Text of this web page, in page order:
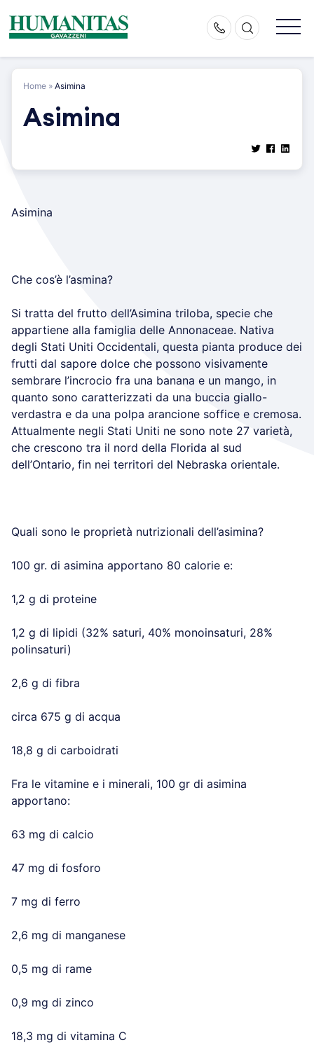
content
Home » Asimina
Asimina
Asimina
Che cos’è l’asmina?
Si tratta del frutto dell’Asimina triloba, specie che
appartiene alla famiglia delle Annonaceae. Nativa
degli Stati Uniti Occidentali, questa pianta produce dei
frutti dal sapore dolce che possono visivamente
sembrare l’incrocio fra una banana e un mango, in
quanto sono caratterizzati da una buccia giallo-
verdastra e da una polpa arancione soffice e cremosa.
Attualmente negli Stati Uniti ne sono note 27 varietà,
che crescono tra il nord della Florida al sud
dell’Ontario, fin nei territori del Nebraska orientale.
Quali sono le proprietà nutrizionali dell’asimina?
100 gr. di asimina apportano 80 calorie e:
1,2 g di proteine
1,2 g di lipidi (32% saturi, 40% monoinsaturi, 28%
polinsaturi)
2,6 g di fibra
circa 675 g di acqua
18,8 g di carboidrati
Fra le vitamine e i minerali, 100 gr di asimina
apportano:
63 mg di calcio
47 mg di fosforo
7 mg di ferro
2,6 mg di manganese
0,5 mg di rame
0,9 mg di zinco
18,3 mg di vitamina C